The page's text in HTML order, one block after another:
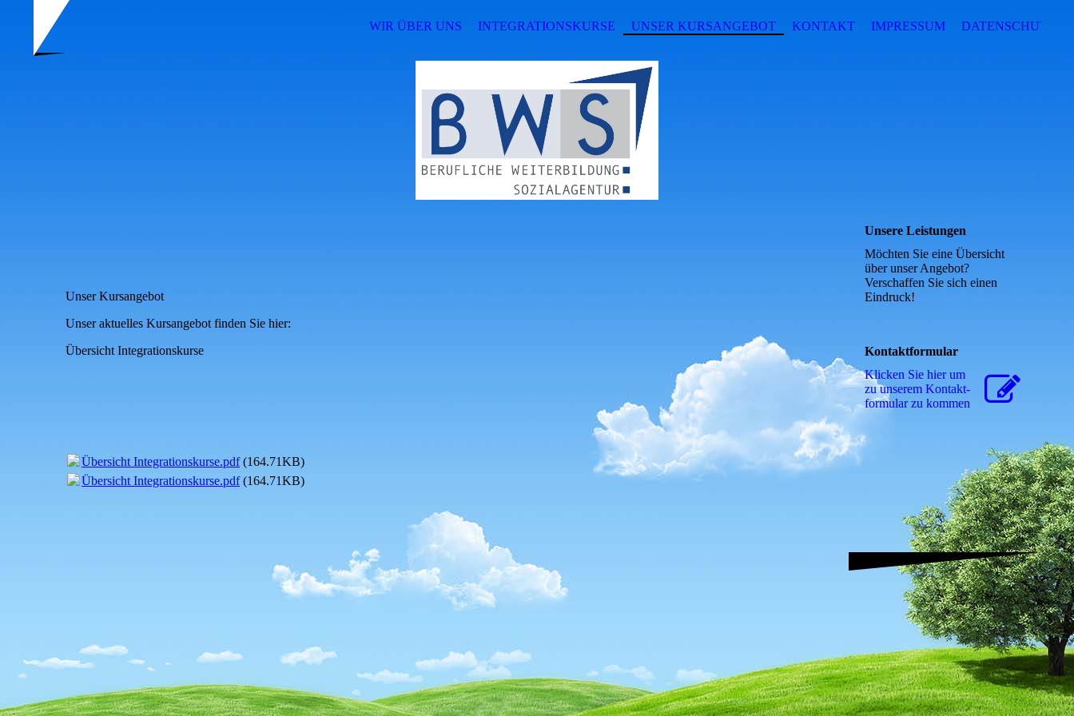
WIR ÜBER UNS INTEGRATIONSKURSE UNSER KURSANGEBOT KONTAKT IMPRESSUM DATENSCHUTZ
Unser Kursangebot
Unser aktuelles Kursangebot finden Sie hier:
Übersicht Integrationskurse
Übersicht Integrationskurse.pdf(164.71KB)
Übersicht Integrationskurse.pdf(164.71KB)
Unsere Leistungen
Möchten Sie eine Übersicht
über unser Angebot?
Verschaffen Sie sich einen
Eindruck!
Kontaktformular
Klicken Sie hier um
zu unserem Kon­takt­
for­mu­lar zu kommen